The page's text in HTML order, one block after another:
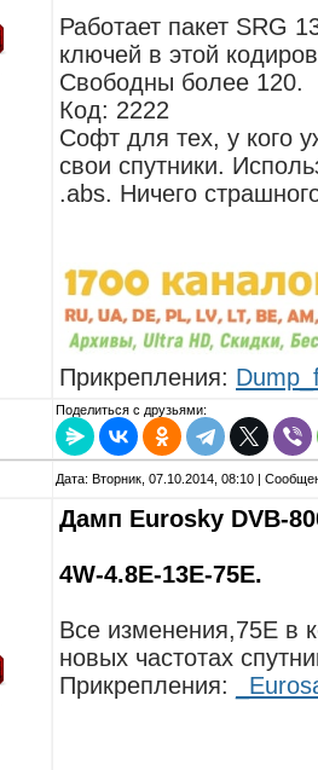
Работает пакет SRG
ключей в этой
Свободны более 120.
Код: 2222
Софт для тех, у кого
свои спутники.
.abs. Ничего
Прикрепления:
Поделиться с друзьями:
Дата: Вторник, 07.10.2014, 08:10 |
Дамп Еurosky DVB-
4W-4.8E-13E-75E.
Все изменения,75Е в
новых частотах
Прикрепления: